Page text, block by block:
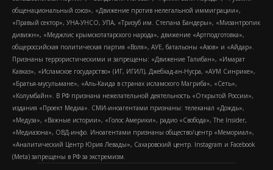
общенациональный союз», «Движение против нелегальной иммиграции»,
«Правый сектор», УНА-УНСО, УПА, «Тризуб им. Степана Бандеры», «Мизантропик
дивижн», «Меджлис крымскотатарского народа», движение «Артподготовка»,
общероссийская политическая партия «Воля», АУЕ, батальоны «Азов» и «Айдар».
Признаны террористическими и запрещены: «Движение Талибан», «Имарат
Кавказ», «Исламское государство» (ИГ, ИГИЛ), Джебхад-ан-Нусра, «АУМ Синрике»,
«Братья-мусульмане», «Аль-Каида в странах исламского Магриба», «Сеть»,
«Колумбайн». В РФ признана нежелательной деятельность «Открытой России»,
издания «Проект Медиа». СМИ-иноагентами признаны: телеканал «Дождь»,
«Медуза», «Важные истории», «Голос Америки», радио «Свобода», The Insider,
«Медиазона», ОВД-инфо. Иноагентами признаны общество/центр «Мемориал»,
«Аналитический Центр Юрия Левады», Сахаровский центр. Instagram и Facebook
(Metа) запрещены в РФ за экстремизм.